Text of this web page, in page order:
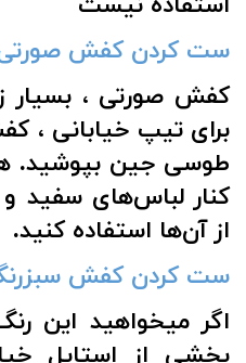
ست کردن کفش صورتی
کفش صورتی ، بسیار
برای تیپ خیابانی ،
طوسی جین بپوشید.
کنار لباس‌های سفید
از آن‌ها استفاده کنید.
ست کردن کفش
اگر میخواهید این
بخشی از استایل